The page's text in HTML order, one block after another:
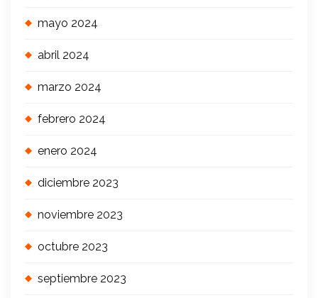
mayo 2024
abril 2024
marzo 2024
febrero 2024
enero 2024
diciembre 2023
noviembre 2023
octubre 2023
septiembre 2023